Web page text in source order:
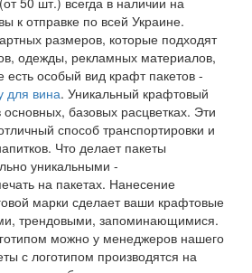
к отправке по всей Украине.
размеров, которые подходят
одежды, рекламных материалов,
особый вид крафт пакетов -
для вина. Уникальный крафтовый
базовых расцветках. Эти
способ транспортировки и
Что делает пакеты
уникальными -
на пакетах. Нанесение
марки сделает ваши крафтовые
трендовыми, запоминающимися.
можно у менеджеров нашего
с логотипом производятся на